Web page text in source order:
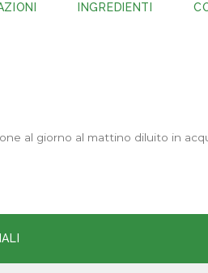
INGREDIENTI
al giorno al mattino diluito in